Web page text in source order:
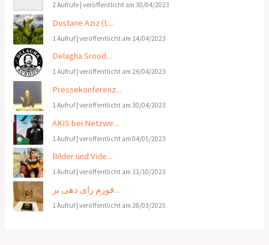
2 Aufrufe |veröffentlicht am 30/04/2023
Dustane Aziz (L...
1 Aufruf|veröffentlicht am 14/04/2023
Delagha Srood...
1 Aufruf|veröffentlicht am 26/04/2023
Pressekonferenz...
1 Aufruf|veröffentlicht am 30/04/2023
AKIS bei Netzwe...
1 Aufruf|veröffentlicht am 04/05/2023
Bilder und Vide...
1 Aufruf|veröffentlicht am 31/10/2023
فورم رای دهی بر...
1 Aufruf|veröffentlicht am 28/03/2025